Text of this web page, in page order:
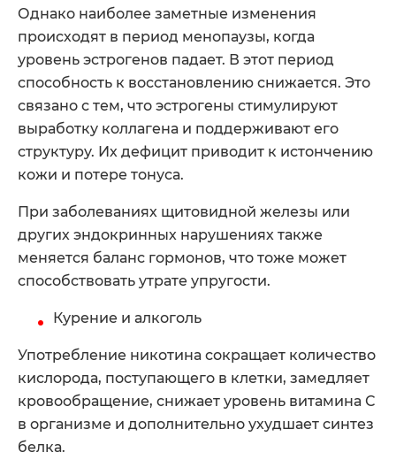
Однако наиболее заметные изменения
происходят в период менопаузы, когда
уровень эстрогенов падает. В этот период
способность к восстановлению снижается. Это
связано с тем, что эстрогены стимулируют
выработку коллагена и поддерживают его
структуру. Их дефицит приводит к истончению
кожи и потере тонуса.
При заболеваниях щитовидной железы или
других эндокринных нарушениях также
меняется баланс гормонов, что тоже может
способствовать утрате упругости.
Курение и алкоголь
Употребление никотина сокращает количество
кислорода, поступающего в клетки, замедляет
кровообращение, снижает уровень витамина С
в организме и дополнительно ухудшает синтез
белка.